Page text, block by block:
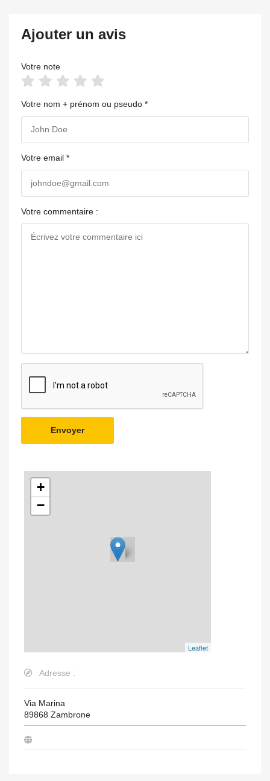
Ajouter un avis
Votre note
Votre nom + prénom ou pseudo *
Votre email *
Votre commentaire :
Envoyer
+
−
Leaflet
Adresse :
Via Marina
89868 Zambrone